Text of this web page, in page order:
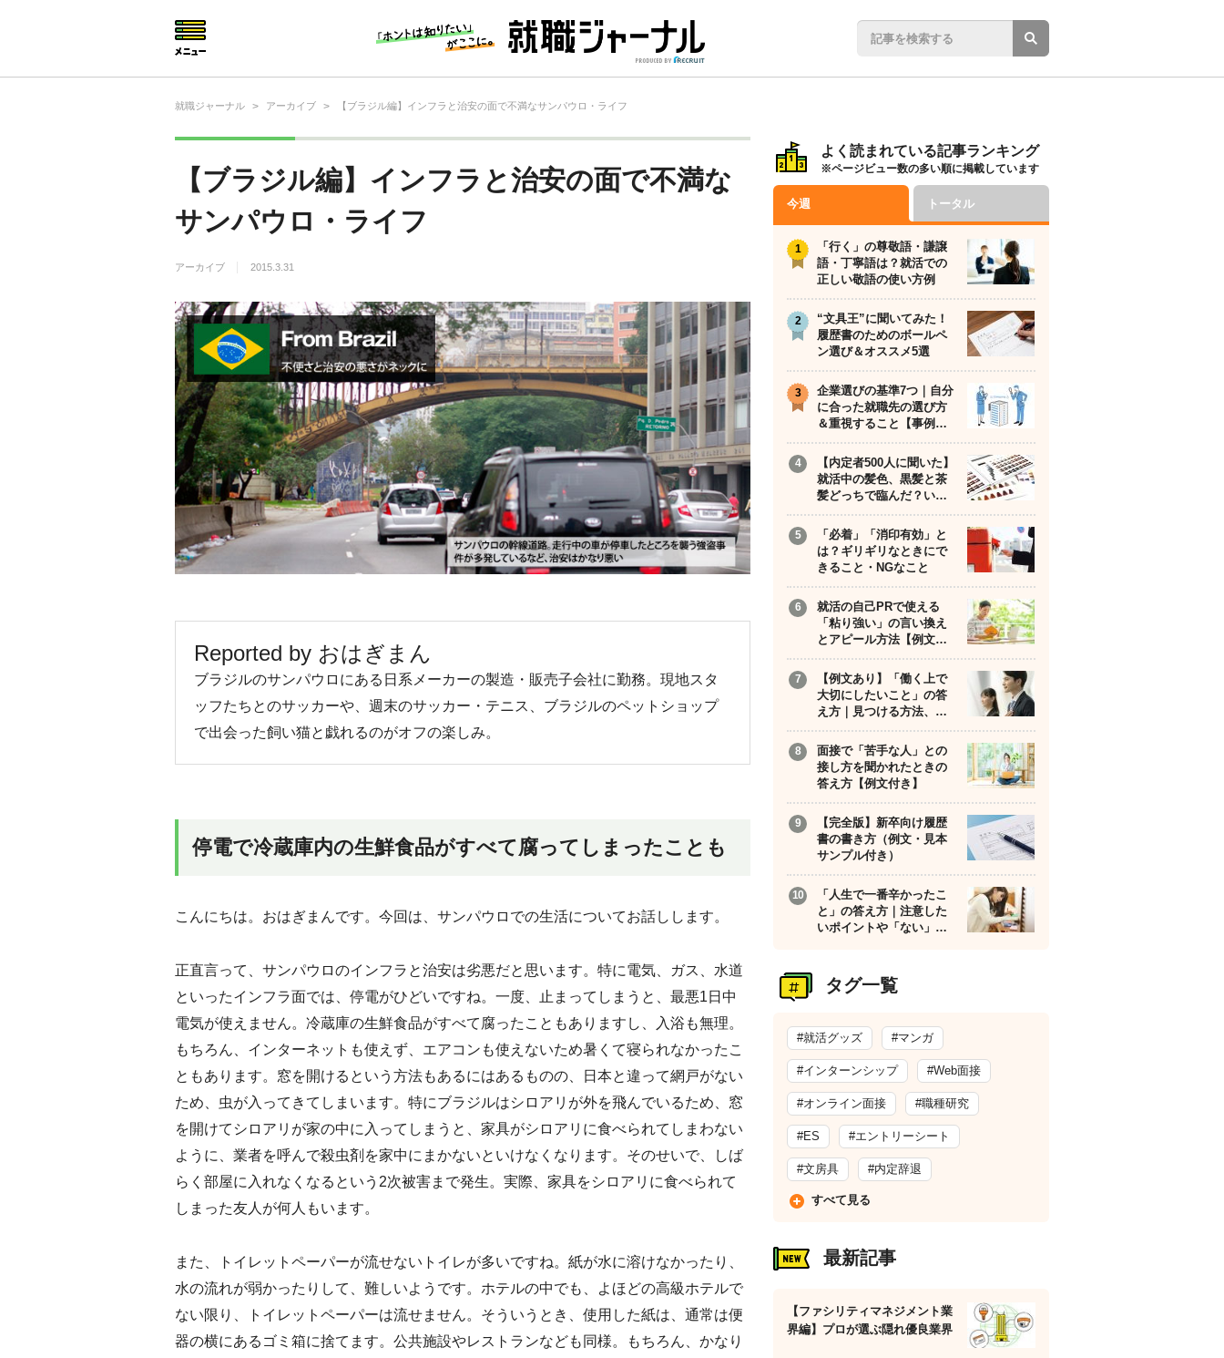
就職ジャーナル > アーカイブ > 【ブラジル編】インフラと治安の面で不満なサンパウロ・ライフ
【ブラジル編】インフラと治安の面で不満な
サンパウロ・ライフ
アーカイブ 2015.3.31
Reported by おはぎまん
ブラジルのサンパウロにある日系メーカーの製造・販売子会社に勤務。現地スタ
ッフたちとのサッカーや、週末のサッカー・テニス、ブラジルのペットショップ
で出会った飼い猫と戯れるのがオフの楽しみ。
停電で冷蔵庫内の生鮮食品がすべて腐ってしまったことも
こんにちは。おはぎまんです。今回は、サンパウロでの生活についてお話しします。
正直言って、サンパウロのインフラと治安は劣悪だと思います。特に電気、ガス、水道
といったインフラ面では、停電がひどいですね。一度、止まってしまうと、最悪1日中
電気が使えません。冷蔵庫の生鮮食品がすべて腐ったこともありますし、入浴も無理。
もちろん、インターネットも使えず、エアコンも使えないため暑くて寝られなかったこ
ともあります。窓を開けるという方法もあるにはあるものの、日本と違って網戸がない
ため、虫が入ってきてしまいます。特にブラジルはシロアリが外を飛んでいるため、窓
を開けてシロアリが家の中に入ってしまうと、家具がシロアリに食べられてしまわない
ように、業者を呼んで殺虫剤を家中にまかないといけなくなります。そのせいで、しば
らく部屋に入れなくなるという2次被害まで発生。実際、家具をシロアリに食べられて
しまった友人が何人もいます。
また、トイレットペーパーが流せないトイレが多いですね。紙が水に溶けなかったり、
水の流れが弱かったりして、難しいようです。ホテルの中でも、よほどの高級ホテルで
ない限り、トイレットペーパーは流せません。そういうとき、使用した紙は、通常は便
器の横にあるゴミ箱に捨てます。公共施設やレストランなども同様。もちろん、かなり
よく読まれている記事ランキング
※ページビュー数の多い順に掲載しています
今週 トータル
「行く」の尊敬語・謙譲
語・丁寧語は？就活での
正しい敬語の使い方例
“文具王”に聞いてみた！
履歴書のためのボールペ
ン選び＆オススメ5選
企業選びの基準7つ｜自分
に合った就職先の選び方
＆重視すること【事例…
【内定者500人に聞いた】
就活中の髪色、黒髪と茶
髪どっちで臨んだ？い…
「必着」「消印有効」と
は？ギリギリなときにで
きること・NGなこと
就活の自己PRで使える
「粘り強い」の言い換え
とアピール方法【例文…
【例文あり】「働く上で
大切にしたいこと」の答
え方｜見つける方法、…
面接で「苦手な人」との
接し方を聞かれたときの
答え方【例文付き】
【完全版】新卒向け履歴
書の書き方（例文・見本
サンプル付き）
「人生で一番辛かったこ
と」の答え方｜注意した
いポイントや「ない」…
タグ一覧
#就活グッズ #マンガ
#インターンシップ #Web面接
#オンライン面接 #職種研究
#ES #エントリーシート
#文房具 #内定辞退
すべて見る
最新記事
【ファシリティマネジメント業
界編】プロが選ぶ隠れ優良業界
仕事の選び方・ヒント
仕事とは？